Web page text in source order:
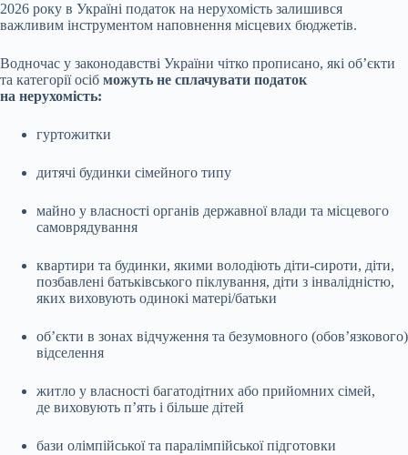
2026 року в Україні податок на нерухомість залишився
важливим інструментом наповнення місцевих бюджетів.
Водночас у законодавстві України чітко прописано, які об’єкти
та категорії осіб можуть не сплачувати податок
на нерухомість:
гуртожитки
дитячі будинки сімейного типу
майно у власності органів державної влади та місцевого
самоврядування
квартири та будинки, якими володіють діти-сироти, діти,
позбавлені батьківського піклування, діти з інвалідністю,
яких виховують одинокі матері/батьки
об’єкти в зонах відчуження та безумовного (обов’язкового)
відселення
житло у власності багатодітних або прийомних сімей,
де виховують п’ять і більше дітей
бази олімпійської та паралімпійської підготовки